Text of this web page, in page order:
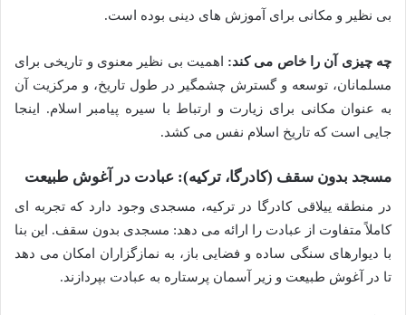
بی نظیر و مکانی برای آموزش های دینی بوده است.
چه چیزی آن را خاص می کند: اهمیت بی نظیر معنوی و تاریخی برای
مسلمانان، توسعه و گسترش چشمگیر در طول تاریخ، و مرکزیت آن
به عنوان مکانی برای زیارت و ارتباط با سیره پیامبر اسلام. اینجا
جایی است که تاریخ اسلام نفس می کشد.
مسجد بدون سقف (کادرگا، ترکیه): عبادت در آغوش طبیعت
در منطقه ییلاقی کادرگا در ترکیه، مسجدی وجود دارد که تجربه ای
کاملاً متفاوت از عبادت را ارائه می دهد: مسجدی بدون سقف. این بنا
با دیوارهای سنگی ساده و فضایی باز، به نمازگزاران امکان می دهد
تا در آغوش طبیعت و زیر آسمان پرستاره به عبادت بپردازند.